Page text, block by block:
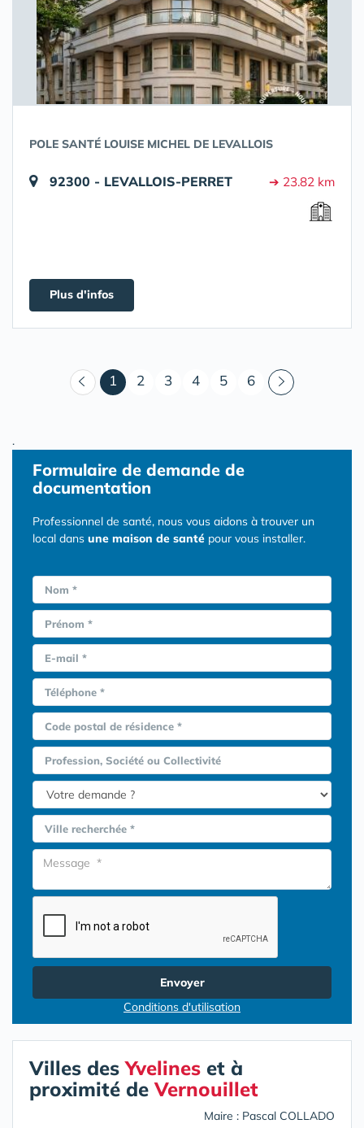
POLE SANTÉ LOUISE MICHEL DE LEVALLOIS
92300 - LEVALLOIS-PERRET ➔ 23.82 km
Plus d'infos
1 (courant)
2 3 4 5 6
.
Formulaire de demande de
documentation
Professionnel de santé, nous vous aidons à trouver un
local dans une maison de santé pour vous installer.
Nom *
Prénom *
E-mail *
Téléphone *
Code postal de résidence *
Profession, Société ou Collectivité
Ville recherchée *
Envoyer
Conditions d'utilisation
Villes desYvelines et à
proximité deVernouillet
Maire : Pascal COLLADO